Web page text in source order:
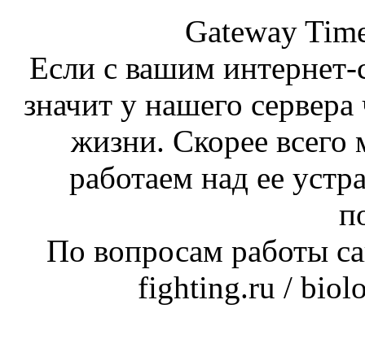
Gateway
Если с вашим интернет-
значит у нашего
жизни. Скорее
работаем над ее
По вопросам работы
fighting.ru /